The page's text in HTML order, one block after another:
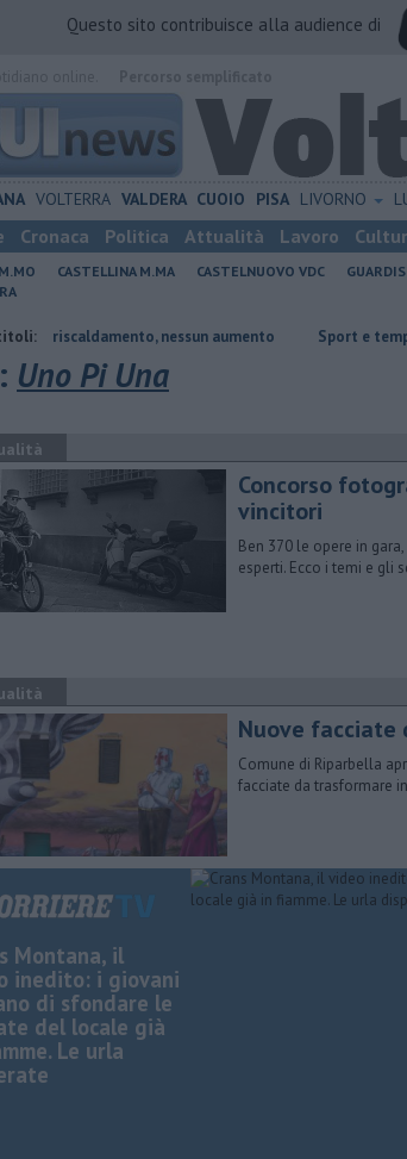
Questo sito contribuisce alla audience di
VOLTERRA VALDERA CUOIO PISA LIVORNO
Cronaca Politica Attualità Lavoro
CASTELLINA M.MA CASTELNUOVO VDC
nessun aumento Sport e tempo libero, ecco
Uno Pi Una
Concorso
vincitori
Ben 370 le opere in
esperti. Ecco i temi e gli
Nuove facciate
Comune di Riparbella
facciate da trasformare
Montana, il
inedito: i giovani
di sfondare le
del locale già
Le urla